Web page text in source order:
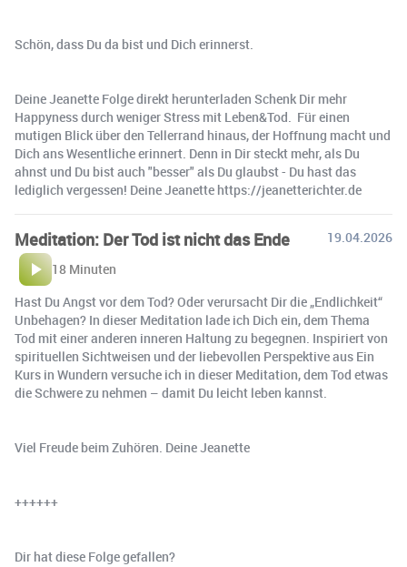
Schön, dass Du da bist und Dich erinnerst.
Deine Jeanette Folge direkt herunterladen Schenk Dir mehr
Happyness durch weniger Stress mit Leben&Tod. ️ Für einen
mutigen Blick über den Tellerrand hinaus, der Hoffnung macht und
Dich ans Wesentliche erinnert. Denn in Dir steckt mehr, als Du
ahnst und Du bist auch "besser" als Du glaubst - Du hast das
lediglich vergessen! Deine Jeanette https://jeanetterichter.de
Meditation: Der Tod ist nicht das Ende
19.04.2026
18 Minuten
Hast Du Angst vor dem Tod? Oder verursacht Dir die „Endlichkeit“
Unbehagen? In dieser Meditation lade ich Dich ein, dem Thema
Tod mit einer anderen inneren Haltung zu begegnen. Inspiriert von
spirituellen Sichtweisen und der liebevollen Perspektive aus Ein
Kurs in Wundern versuche ich in dieser Meditation, dem Tod etwas
die Schwere zu nehmen – damit Du leicht leben kannst.
Viel Freude beim Zuhören. Deine Jeanette
++++++
Dir hat diese Folge gefallen?